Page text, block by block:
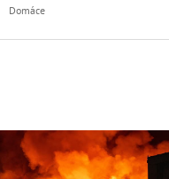
Domáce